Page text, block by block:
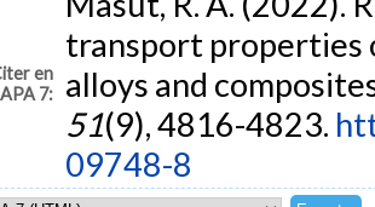
en
APA 7:
transport
alloys and
51(9), 4816-4823.
09748-8